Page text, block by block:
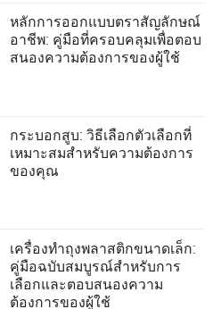
หลักการออกแบบตราสัญลักษณ์
อาชีพ: คู่มือที่ครอบคลุมเพื่อตอบ
สนองความต้องการของผู้ใช้
กระบอกสูบ: วิธีเลือกตัวเลือกที่
เหมาะสมสำหรับความต้องการ
ของคุณ
เครื่องทำถุงพลาสติกขนาดเล็ก:
คู่มือฉบับสมบูรณ์สำหรับการ
เลือกและตอบสนองความ
ต้องการของผู้ใช้